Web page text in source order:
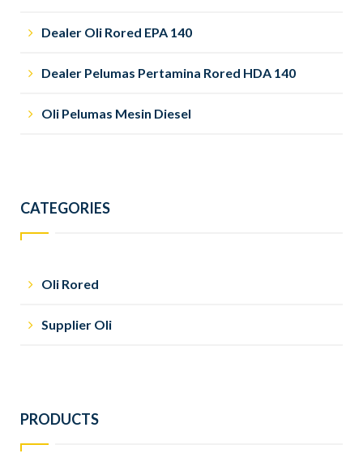
Dealer Oli Rored EPA 140
Dealer Pelumas Pertamina Rored HDA 140
Oli Pelumas Mesin Diesel
CATEGORIES
Oli Rored
Supplier Oli
PRODUCTS